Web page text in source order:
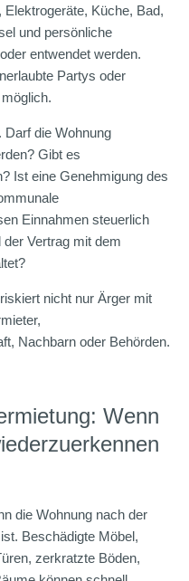
Küche, Bad,
und persönliche
entwendet werden.
Partys oder
die Wohnung
Gibt es
Ist eine Genehmigung des
Einnahmen steuerlich
Vertrag mit dem
nicht nur Ärger mit
Nachbarn oder Behörden.
Wenn
die Wohnung nach der
Beschädigte Möbel,
zerkratzte Böden,